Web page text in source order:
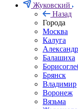
Жуковский
Назад
Города
Москва
Калуга
Балашиха
Брянск
Владимир
Воронеж
Вязьма